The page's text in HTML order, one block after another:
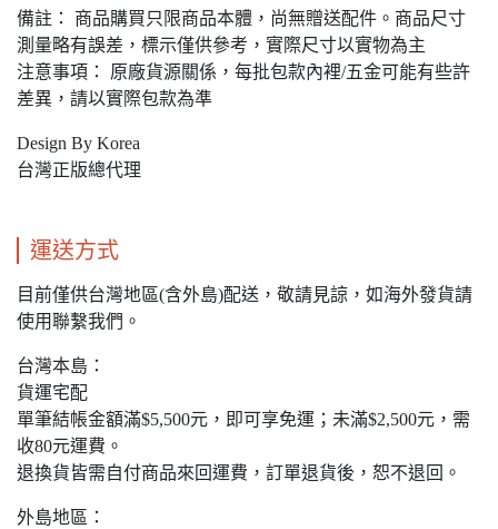
備註： 商品購買只限商品本體，尚無贈送配件。商品尺寸
測量略有誤差，標示僅供參考，實際尺寸以實物為主
注意事項： 原廠貨源關係，每批包款內裡/五金可能有些許
差異，請以實際包款為準
Design By Korea
台灣正版總代理
運送方式
目前僅供台灣地區(含外島)配送，敬請見諒，如海外發貨請
使用聯繫我們。
台灣本島：
貨運宅配
單筆結帳金額滿$5,500元，即可享免運；未滿$2,500元，需
收80元運費。
退換貨皆需自付商品來回運費，訂單退貨後，恕不退回。
外島地區：